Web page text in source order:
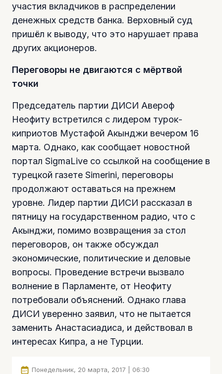
участия вкладчиков в распределении
денежных средств банка. Верховный суд
пришёл к выводу, что это нарушает права
других акционеров.
Переговоры не двигаются с мёртвой
точки
Председатель партии ДИСИ Авероф
Неофиту встретился с лидером турок-
киприотов Мустафой Акынджи вечером 16
марта. Однако, как сообщает новостной
портал SigmaLive со ссылкой на сообщение в
турецкой газете Simerini, переговоры
продолжают оставаться на прежнем
уровне. Лидер партии ДИСИ рассказал в
пятницу на государственном радио, что с
Акынджи, помимо возвращения за стол
переговоров, он также обсуждал
экономические, политические и деловые
вопросы. Проведение встречи вызвало
волнение в Парламенте, от Неофиту
потребовали объяснений. Однако глава
ДИСИ уверенно заявил, что не пытается
заменить Анастасиадиса, и действовал в
интересах Кипра, а не Турции.
Понедельник, 20 марта, 2017 | 06:30